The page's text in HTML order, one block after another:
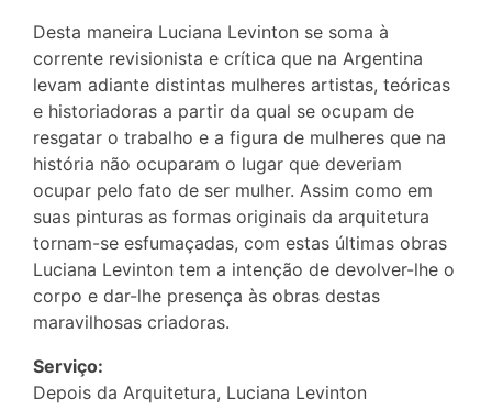
Desta maneira Luciana Levinton se soma à
corrente revisionista e crítica que na Argentina
levam adiante distintas mulheres artistas, teóricas
e historiadoras a partir da qual se ocupam de
resgatar o trabalho e a figura de mulheres que na
história não ocuparam o lugar que deveriam
ocupar pelo fato de ser mulher. Assim como em
suas pinturas as formas originais da arquitetura
tornam-se esfumaçadas, com estas últimas obras
Luciana Levinton tem a intenção de devolver-lhe o
corpo e dar-lhe presença às obras destas
maravilhosas criadoras.
Serviço:
Depois da Arquitetura, Luciana Levinton